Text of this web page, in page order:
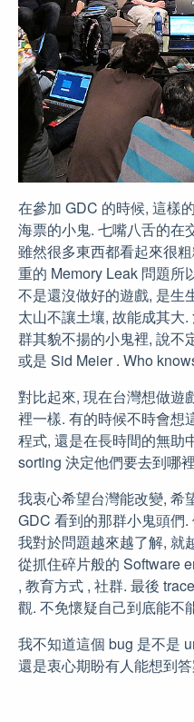
在參加 GDC 的時候, 這樣
海票的小鬼. 七嘴八舌的在
雖然很多東西都看起來很
重的 Memory Leak 問題所
不是還沒做好的遊戲, 是生
太山不讓土壤, 故能成其大
群其貌不揚的小鬼裡, 說不
或是 Sid Meier . Who
對比起來, 現在台灣想做遊
裡一樣. 有的時候不時會想
程式, 還是在長時間的無助
sorting 決定他們要去到哪
我衷心希望台灣能改變, 希
GDC 看到的那群小鬼頭們
我對於問題越來越了解, 就
從抓住碎片般的 Software
, 教育方式 , 社群. 最後
觀. 不免懷疑自己到底能不
我不知道這個 bug 是不是
還是衷心期盼有人能想到